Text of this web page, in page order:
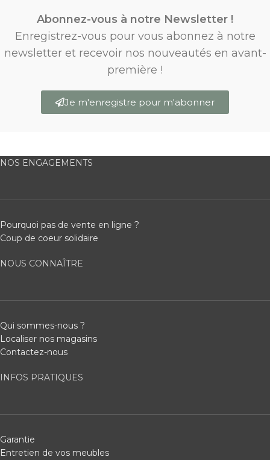
Abonnez-vous à notre Newsletter !
Enregistrez-vous pour vous abonnez à notre
newsletter et recevoir nos nouveautés en avant-
première !
Je m'enregistre pour m'abonner
NOS ENGAGEMENTS
Pourquoi pas de vente en ligne ?
Coup de coeur solidaire
NOUS CONNAÎTRE
Qui sommes-nous ?
Localiser nos magasins
Contactez-nous
INFOS PRATIQUES
Garantie
Entretien de vos meubles